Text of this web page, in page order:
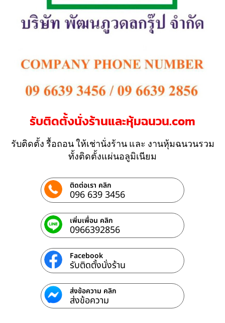
รับติดตั้งนั่งร้านและหุ้มฉนวน.com
รับติดตั้ง รื้อถอน ให้เช่านั่งร้าน และ งานหุ้มฉนวนรวม
ทั้งติดตั้งแผ่นอลูมิเนียม
ติดต่อเรา คลิก
096 639 3456
เพิ่มเพื่อน คลิก
0966392856
Facebook
รับติดตั้งนั่งร้าน
ส่งข้อความ คลิก
ส่งข้อความ